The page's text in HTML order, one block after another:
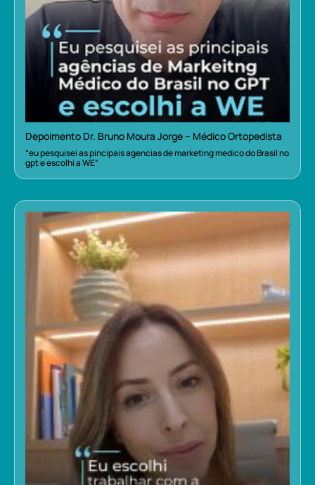
Depoimento Dr. Bruno Moura Jorge – Médico Ortopedista
“eu pesquisei as pincipais agencias de marketing medico do Brasil no
gpt e escolhi a WE”